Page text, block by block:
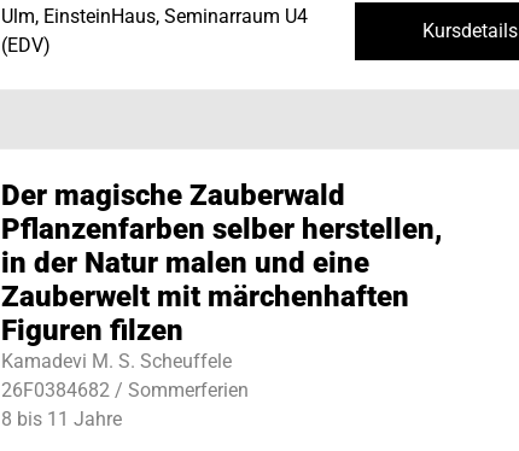
Ulm, EinsteinHaus, Seminarraum U4
(EDV)
Kursdetails
Der magische Zauberwald
Pflanzenfarben selber herstellen,
in der Natur malen und eine
Zauberwelt mit märchenhaften
Figuren filzen
Kamadevi M. S. Scheuffele
26F0384682 / Sommerferien
8 bis 11 Jahre